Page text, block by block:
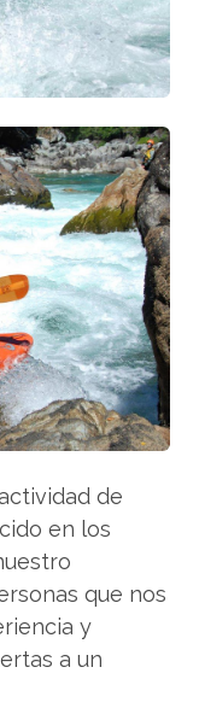
de
en los
que nos
y
a un